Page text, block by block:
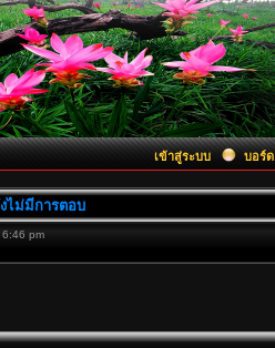
เข้าสู่ระบบ บอร์ด
ไม่มีการตอบ
pm